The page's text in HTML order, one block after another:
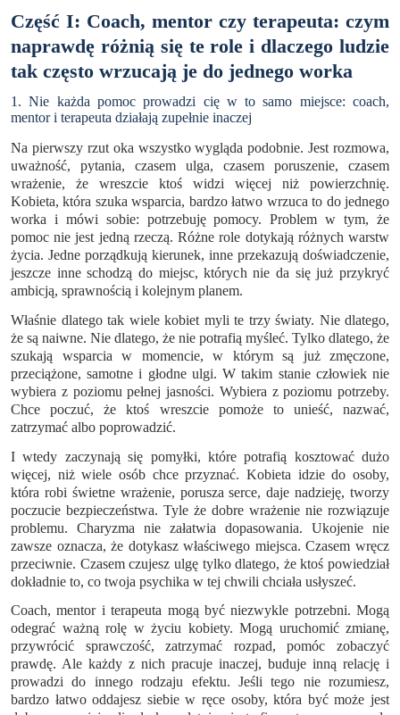
Część I: Coach, mentor czy terapeuta: czym
naprawdę różnią się te role i dlaczego ludzie
tak często wrzucają je do jednego worka
1. Nie każda pomoc prowadzi cię w to samo miejsce: coach,
mentor i terapeuta działają zupełnie inaczej
Na pierwszy rzut oka wszystko wygląda podobnie. Jest rozmowa,
uważność, pytania, czasem ulga, czasem poruszenie, czasem
wrażenie, że wreszcie ktoś widzi więcej niż powierzchnię.
Kobieta, która szuka wsparcia, bardzo łatwo wrzuca to do jednego
worka i mówi sobie: potrzebuję pomocy. Problem w tym, że
pomoc nie jest jedną rzeczą. Różne role dotykają różnych warstw
życia. Jedne porządkują kierunek, inne przekazują doświadczenie,
jeszcze inne schodzą do miejsc, których nie da się już przykryć
ambicją, sprawnością i kolejnym planem.
Właśnie dlatego tak wiele kobiet myli te trzy światy. Nie dlatego,
że są naiwne. Nie dlatego, że nie potrafią myśleć. Tylko dlatego, że
szukają wsparcia w momencie, w którym są już zmęczone,
przeciążone, samotne i głodne ulgi. W takim stanie człowiek nie
wybiera z poziomu pełnej jasności. Wybiera z poziomu potrzeby.
Chce poczuć, że ktoś wreszcie pomoże to unieść, nazwać,
zatrzymać albo poprowadzić.
I wtedy zaczynają się pomyłki, które potrafią kosztować dużo
więcej, niż wiele osób chce przyznać. Kobieta idzie do osoby,
która robi świetne wrażenie, porusza serce, daje nadzieję, tworzy
poczucie bezpieczeństwa. Tyle że dobre wrażenie nie rozwiązuje
problemu. Charyzma nie załatwia dopasowania. Ukojenie nie
zawsze oznacza, że dotykasz właściwego miejsca. Czasem wręcz
przeciwnie. Czasem czujesz ulgę tylko dlatego, że ktoś powiedział
dokładnie to, co twoja psychika w tej chwili chciała usłyszeć.
Coach, mentor i terapeuta mogą być niezwykle potrzebni. Mogą
odegrać ważną rolę w życiu kobiety. Mogą uruchomić zmianę,
przywrócić sprawczość, zatrzymać rozpad, pomóc zobaczyć
prawdę. Ale każdy z nich pracuje inaczej, buduje inną relację i
prowadzi do innego rodzaju efektu. Jeśli tego nie rozumiesz,
bardzo łatwo oddajesz siebie w ręce osoby, która być może jest